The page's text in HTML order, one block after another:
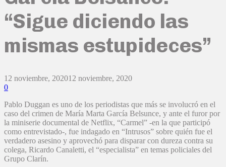
“Sigue diciendo las
mismas estupideces”
12 noviembre, 202012 noviembre, 2020
0
Pablo Duggan es uno de los periodistas que más se involucró en el
caso del crimen de María Marta García Belsunce, y ante el furor por
la miniserie documental de Netflix, “Carmel” -en la que participó
como entrevistado-, fue indagado en “Intrusos” sobre quién fue el
verdadero asesino y aprovechó para disparar con dureza contra su
colega, Ricardo Canaletti, el “especialista” en temas policiales del
Grupo Clarín.